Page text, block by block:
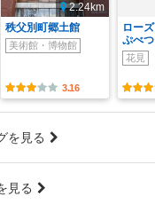
2.24km
秩父別町郷土館
美術館・博物館
3.16
ロー
ぷべつ
花見
を見る
見る